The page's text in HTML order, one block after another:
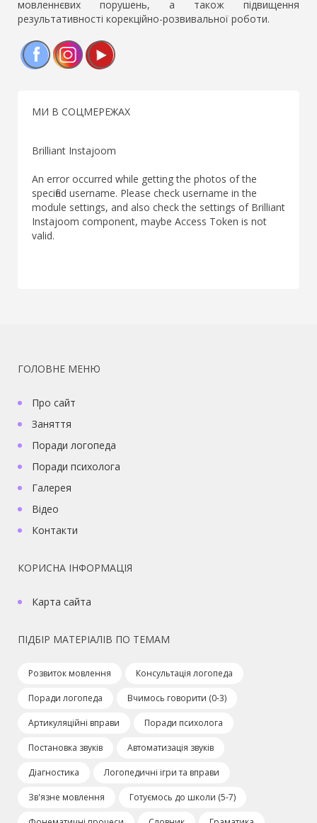
мовленнєвих порушень, а також підвищення
результативності корекційно-розвивальної роботи.
МИ В СОЦМЕРЕЖАХ
Brilliant Instajoom
An error occurred while getting the photos of the
specified username. Please check username in the
module settings, and also check the settings of Brilliant
Instajoom component, maybe Access Token is not
valid.
ГОЛОВНЕ МЕНЮ
Про сайт
Заняття
Поради логопеда
Поради психолога
Галерея
Відео
Контакти
КОРИСНА ІНФОРМАЦІЯ
Карта сайта
ПІДБІР МАТЕРІАЛІВ ПО ТЕМАМ
Розвиток мовлення Консультація логопеда
Поради логопеда Вчимось говорити (0-3)
Артикуляційні вправи Поради психолога
Постановка звуків Автоматизація звуків
Діагностика Логопедичні ігри та вправи
Зв'язне мовлення Готуємось до школи (5-7)